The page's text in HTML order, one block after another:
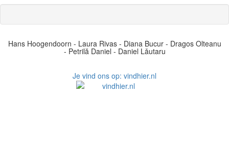
Hans Hoogendoorn - Laura Rivas - Diana Bucur - Dragos Olteanu
- Petrilă Daniel - Daniel Lǎutaru
Je vind ons op: vindhier.nl